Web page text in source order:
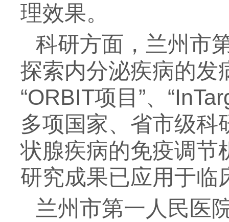
理效果。
科研方面，兰州市
探索内分泌疾病的发
“ORBIT项目”、
多项国家、省市级科
状腺疾病的免疫调节
研究成果已应用于临
兰州市第一人民医